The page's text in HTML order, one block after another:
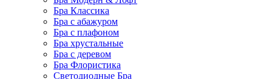
Бра Классика
Бра с абажуром
Бра с плафоном
Бра хрустальные
Бра с деревом
Бра Флористика
Светодиодные Бра